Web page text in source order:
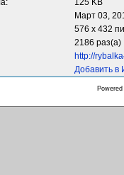
125 KB
Март 03,
576 x 432
2186 раз(а)
http://
Добавить в